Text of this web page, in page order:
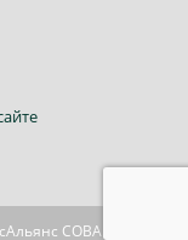
Откроется
вкладке
СОВА